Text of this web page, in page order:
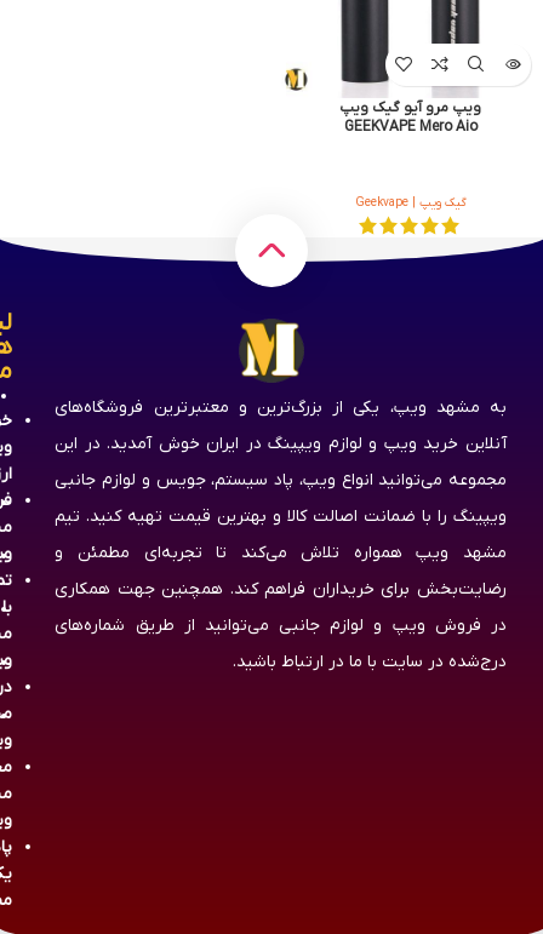
ویپ مرو آیو گیک ویپ
GEEKVAPE Mero Aio
گیک ویپ | Geekvape
به مشهد ویپ، یکی از بزرگ‌ترین و معتبرترین فروشگاه‌های
آنلاین خرید ویپ و لوازم ویپینگ در ایران خوش آمدید. در این
مجموعه می‌توانید انواع ویپ، پاد سیستم، جویس و لوازم جانبی
ویپینگ را با ضمانت اصالت کالا و بهترین قیمت تهیه کنید. تیم
مشهد ویپ همواره تلاش می‌کند تا تجربه‌ای مطمئن و
رضایت‌بخش برای خریداران فراهم کند. همچنین جهت همکاری
در فروش ویپ و لوازم جانبی می‌توانید از طریق شماره‌های
درج‌شده در سایت با ما در ارتباط باشید.
با